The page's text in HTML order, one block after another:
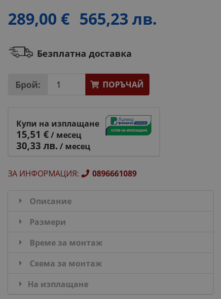
289,00 € 565,23 лв.
Безплатна доставка
Брой: ПОРЪЧАЙ
Купи на изплащане
15,51 €/ месец
30,33 лв./ месец
ЗА ИНФОРМАЦИЯ: 0896661089
Описание
Размери
Време за монтаж
Схема за монтаж
На изплащане